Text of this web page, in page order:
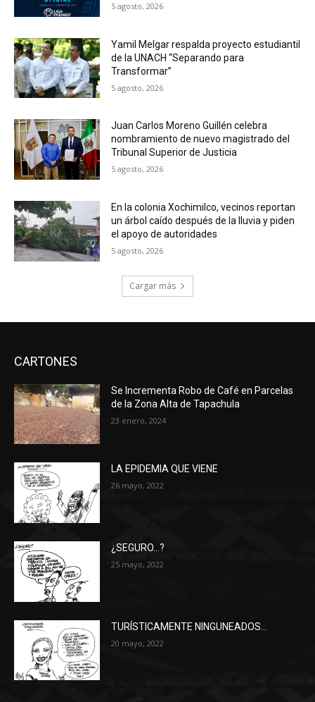
5 agosto, 2026
Yamil Melgar respalda proyecto estudiantil
de la UNACH “Separando para
Transformar”
5 agosto, 2026
Juan Carlos Moreno Guillén celebra
nombramiento de nuevo magistrado del
Tribunal Superior de Justicia
5 agosto, 2026
En la colonia Xochimilco, vecinos reportan
un árbol caído después de la lluvia y piden
el apoyo de autoridades
5 agosto, 2026
Cargar más
CARTONES
Se Incrementa Robo de Café en Parcelas
de la Zona Alta de Tapachula
23 enero, 2024
LA EPIDEMIA QUE VIENE
26 mayo, 2022
¿SEGURO…?
25 mayo, 2022
TURÍSTICAMENTE NINGUNEADOS…
20 mayo, 2022